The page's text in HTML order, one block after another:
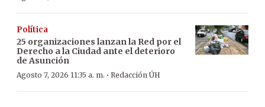
Política
25 organizaciones lanzan la Red por el
Derecho a la Ciudad ante el deterioro
de Asunción
Agosto 7, 2026 11:35 a. m. · Redacción ÚH